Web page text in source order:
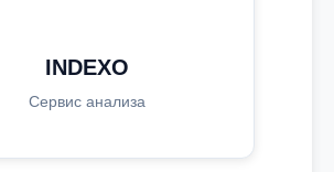
INDEXO
Сервис анализа